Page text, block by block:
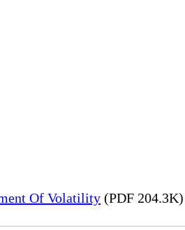
Of Volatility (PDF 204.3K)